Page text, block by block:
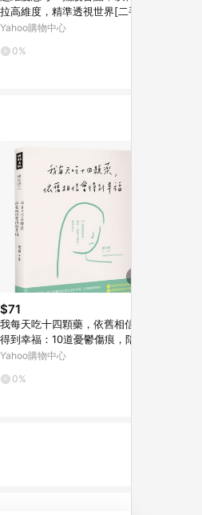
拉高維度，精準透視世界[二手書
_全新]
Yahoo購物中心
0%
$71
我每天吃十四顆藥，依舊相信會
得到幸福：10道憂鬱傷痕，陪你
一起放下痛苦，救回[二手書_良
Yahoo購物中心
0%